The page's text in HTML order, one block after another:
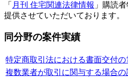
「 月刊 住宅関連法律情報 」購読
提供させていただいております。
同分野の案件実績
特定商取引法における書面交付
複数業者が取引に関与する場合